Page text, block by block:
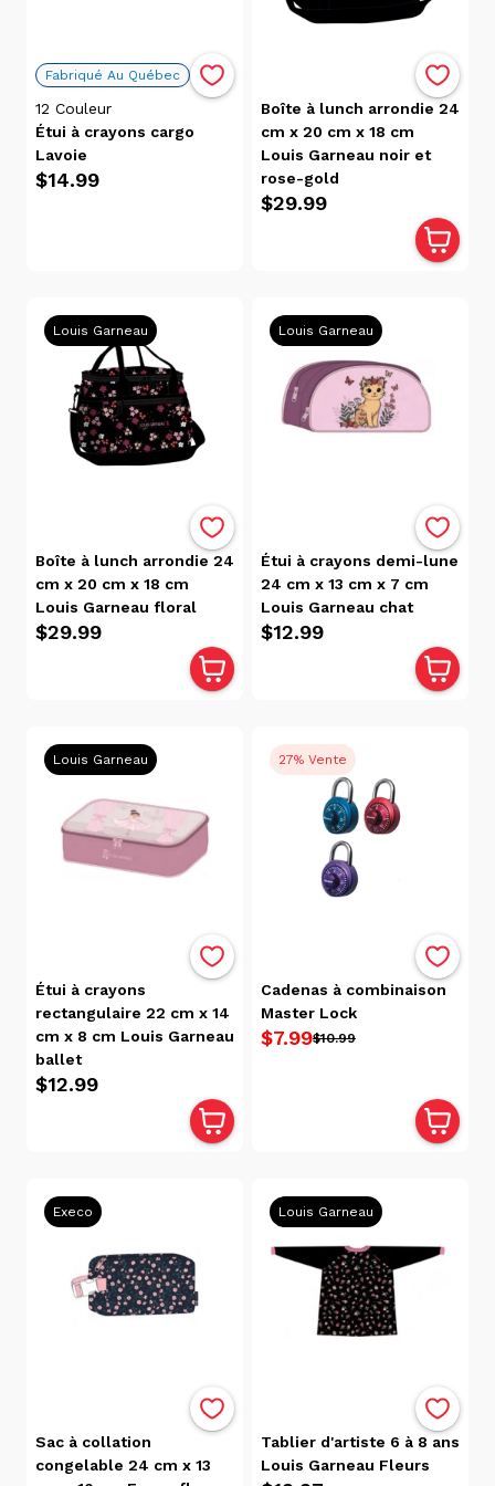
$0.00
Disponibilité
Victoriaville
(337)
Trois-
Rivières
Catégories
Boîtes
À
Lunch
(15)
Casiers
D'étudiant
(accessoires)
(20)
Scolaire
(16)
Cuisine
(14)
Rabais
(21)
Fournitures
Scolaires Et
Matériel
D'art Et
D'artisanat
(2)
Peinture
(2)
(2)
Petit
Fabriqué Au Québec
12 Couleur
Étui à crayons cargo
Lavoie
$14.99
Boîte à lunch arrondie 24
cm x 20 cm x 18 cm
Louis Garneau noir et
rose-gold
$29.99
Louis Garneau
Boîte à lunch arrondie 24
cm x 20 cm x 18 cm
Louis Garneau floral
$29.99
Louis Garneau
Étui à crayons demi-lune
24 cm x 13 cm x 7 cm
Louis Garneau chat
$12.99
Louis Garneau
Étui à crayons
rectangulaire 22 cm x 14
cm x 8 cm Louis Garneau
ballet
$12.99
27% Vente
Cadenas à combinaison
Master Lock
$7.99$10.99
Execo
Sac à collation
congelable 24 cm x 13
Louis Garneau
Tablier d'artiste 6 à 8 ans
Louis Garneau Fleurs